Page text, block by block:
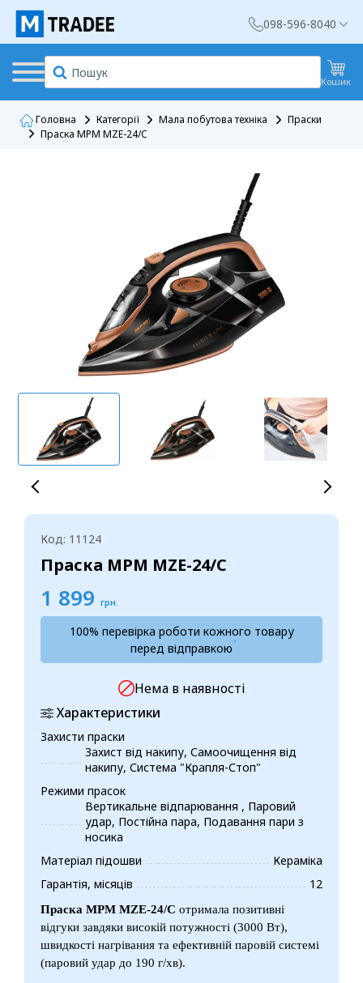
098-596-8040
Кошик
Головна Категорії Мала побутова техніка
Праски
Праска MPM MZE-24/C
Код: 11124
Праска MPM MZE-24/C
1 899 грн.
100% перевірка роботи кожного товару
перед відправкою
Нема в наявності
Характеристики
Захисти праски
Захист від накипу, Самоочищення від
накипу, Система "Крапля-Стоп"
Режими прасок
Вертикальне відпарювання , Паровий
удар, Постійна пара, Подавання пари з
носика
Матеріал підошви
Кераміка
Гарантія, місяців
12
Праска MPM MZE-24/C отримала позитивні
відгуки завдяки високій потужності (3000 Вт),
швидкості нагрівання та ефективній паровій системі
(паровий удар до 190 г/хв).